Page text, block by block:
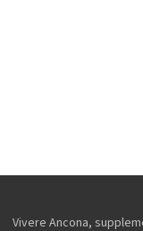
Vivere Ancona,